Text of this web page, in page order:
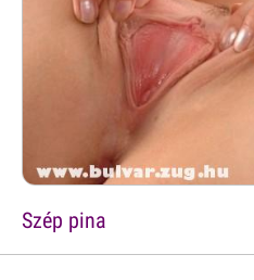
Szép pina